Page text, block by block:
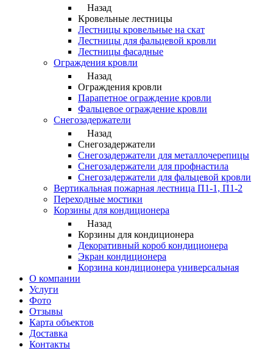
Назад
Кровельные лестницы
Лестницы кровельные на скат
Лестницы для фальцевой кровли
Лестницы фасадные
Ограждения кровли
Назад
Ограждения кровли
Парапетное ограждение кровли
Фальцевое ограждение кровли
Снегозадержатели
Назад
Снегозадержатели
Снегозадержатели для металлочерепицы
Снегозадержатели для профнастила
Снегозадержатели для фальцевой кровли
Вертикальная пожарная лестница П1-1, П1-2
Переходные мостики
Корзины для кондиционера
Назад
Корзины для кондиционера
Декоративный короб кондиционера
Экран кондиционера
Корзина кондиционера универсальная
О компании
Услуги
Фото
Отзывы
Карта объектов
Доставка
Контакты